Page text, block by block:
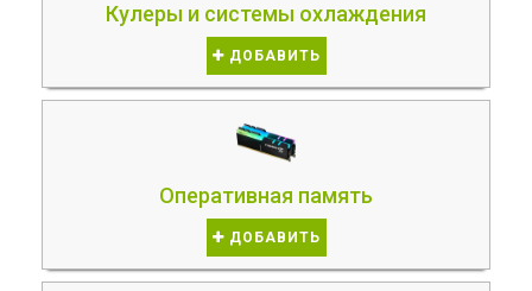
Кулеры и системы охлаждения
ДОБАВИТЬ
Оперативная память
ДОБАВИТЬ